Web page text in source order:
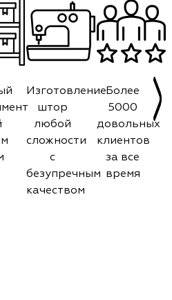
Изготовление
штор
любой
сложности
с
безупречным
качеством
Более
5000
довольных
клиентов
за все
время